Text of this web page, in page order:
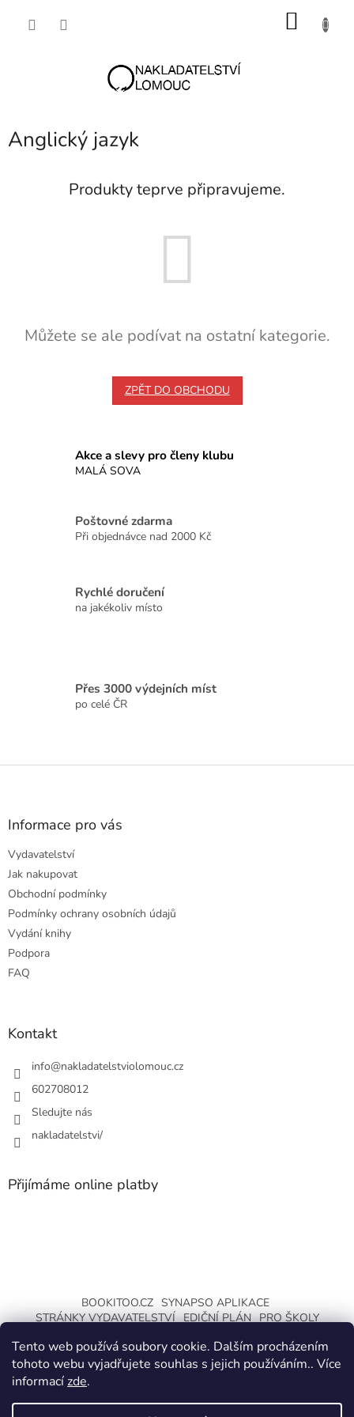
Tento web používá soubory cookie. Dalším procházením
tohoto webu vyjadřujete souhlas s jejich používáním.. Více
informacízde.
Anglický jazyk
Produkty teprve připravujeme.
Můžete se ale podívat na ostatní kategorie.
ZPĚT DO OBCHODU
Akce a slevy pro členy klubu
MALÁ SOVA
Poštovné zdarma
Při objednávce nad 2000 Kč
Rychlé doručení
na jakékoliv místo
Přes 3000 výdejních míst
po celé ČR
Z
Informace pro vás
Vydavatelství
Jak nakupovat
Obchodní podmínky
Podmínky ochrany osobních údajů
Vydání knihy
Podpora
FAQ
Kontakt
info@nakladatelstviolomouc.cz
602708012
Sledujte nás
nakladatelstvi/
Přijímáme online platby
BOOKITOO.CZ SYNAPSO APLIKACE
STRÁNKY VYDAVATELSTVÍ EDIČNÍ PLÁN PRO ŠKOLY